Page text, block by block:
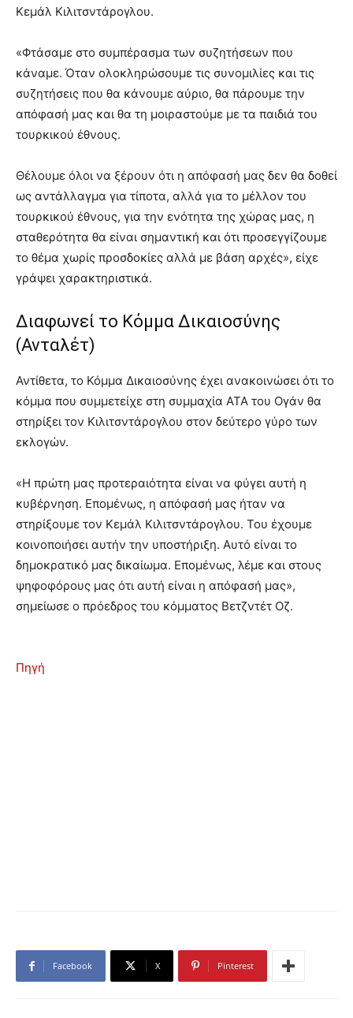
Κεμάλ Κιλιτσντάρογλου.
«Φτάσαμε στο συμπέρασμα των συζητήσεων που
κάναμε. Όταν ολοκληρώσουμε τις συνομιλίες και τις
συζητήσεις που θα κάνουμε αύριο, θα πάρουμε την
απόφασή μας και θα τη μοιραστούμε με τα παιδιά του
τουρκικού έθνους.
Θέλουμε όλοι να ξέρουν ότι η απόφασή μας δεν θα δοθεί
ως αντάλλαγμα για τίποτα, αλλά για το μέλλον του
τουρκικού έθνους, για την ενότητα της χώρας μας, η
σταθερότητα θα είναι σημαντική και ότι προσεγγίζουμε
το θέμα χωρίς προσδοκίες αλλά με βάση αρχές», είχε
γράψει χαρακτηριστικά.
Διαφωνεί το Κόμμα Δικαιοσύνης
(Ανταλέτ)
Αντίθετα, το Κόμμα Δικαιοσύνης έχει ανακοινώσει ότι το
κόμμα που συμμετείχε στη συμμαχία ΑΤΑ του Ογάν θα
στηρίξει τον Κιλιτσντάρογλου στον δεύτερο γύρο των
εκλογών.
«Η πρώτη μας προτεραιότητα είναι να φύγει αυτή η
κυβέρνηση. Επομένως, η απόφασή μας ήταν να
στηρίξουμε τον Κεμάλ Κιλιτσντάρογλου. Του έχουμε
κοινοποιήσει αυτήν την υποστήριξη. Αυτό είναι το
δημοκρατικό μας δικαίωμα. Επομένως, λέμε και στους
ψηφοφόρους μας ότι αυτή είναι η απόφασή μας»,
σημείωσε ο πρόεδρος του κόμματος Βετζντέτ Οζ.
Πηγή
Facebook X Pinterest